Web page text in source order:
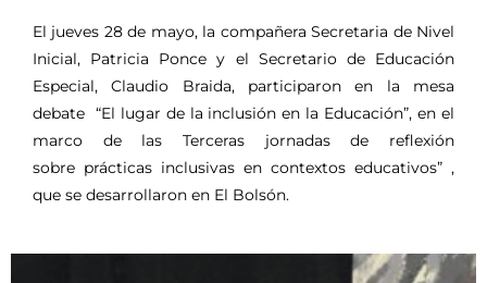
El jueves 28 de mayo, la compañera Secretaria de Nivel
Inicial, Patricia Ponce y el Secretario de Educación
Especial, Claudio Braida, participaron en la mesa
debate “El lugar de la inclusión en la Educación”, en el
marco de las Terceras jornadas de reflexión
sobre prácticas inclusivas en contextos educativos” ,
que se desarrollaron en El Bolsón.